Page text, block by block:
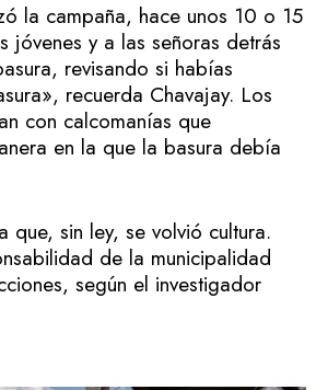
la campaña, hace unos 10 o 15
jóvenes y a las señoras detrás
revisando si habías
recuerda Chavajay. Los
con calcomanías que
en la que la basura debía
que, sin ley, se volvió cultura.
de la municipalidad
según el investigador